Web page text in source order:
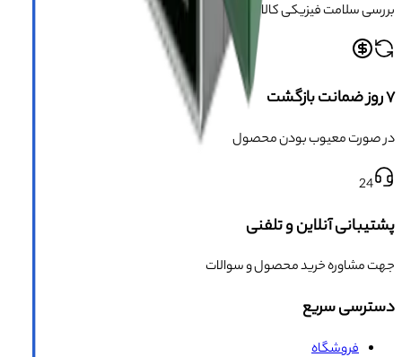
بررسی سلامت فیزیکی کالا قبل از ارسال
۷ روز ضمانت بازگشت
در صورت معیوب بودن محصول
24
پشتیبانی آنلاین و تلفنی
جهت مشاوره خرید محصول و سوالات
دسترسی سریع
فروشگاه